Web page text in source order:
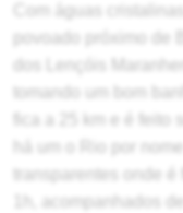
Com águas
povoado próximo de
dos Lençóis
tomando um bom
fica a 25 km e é feito
há um o Rio por
transparentes onde
1h, acompanhados